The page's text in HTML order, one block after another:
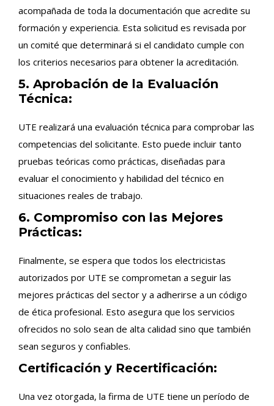
acompañada de toda la documentación que acredite su
formación y experiencia. Esta solicitud es revisada por
un comité que determinará si el candidato cumple con
los criterios necesarios para obtener la acreditación.
5. Aprobación de la Evaluación
Técnica:
UTE realizará una evaluación técnica para comprobar las
competencias del solicitante. Esto puede incluir tanto
pruebas teóricas como prácticas, diseñadas para
evaluar el conocimiento y habilidad del técnico en
situaciones reales de trabajo.
6. Compromiso con las Mejores
Prácticas:
Finalmente, se espera que todos los electricistas
autorizados por UTE se comprometan a seguir las
mejores prácticas del sector y a adherirse a un código
de ética profesional. Esto asegura que los servicios
ofrecidos no solo sean de alta calidad sino que también
sean seguros y confiables.
Certificación y Recertificación:
Una vez otorgada, la firma de UTE tiene un período de